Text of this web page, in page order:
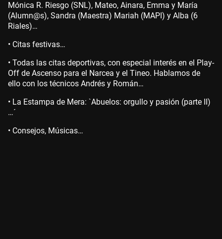
Mónica R. Riesgo (SNL), Mateo, Ainara, Emma y María
(Alumn@s), Sandra (Maestra) Mariah (MAPI) y Alba (6
Riales)…
• Citas festivas…
• Todas las citas deportivas, con especial interés en el Play-
Off de Ascenso para el Narcea y el Tineo. Hablamos de
ello con los técnicos Andrés y Román…
• La Estampa de Mera: `Abuelos: orgullo y pasión (parte II)
…´
• Consejos, Músicas…